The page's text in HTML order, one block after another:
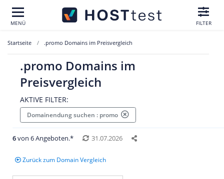
MENÜ FILTER
Startseite .promo Domains im Preisvergleich
.promo Domains im
Preisvergleich
AKTIVE FILTER:
Domainendung suchen : promo
6von 6 Angeboten.* 31.07.2026
Zurück zum Domain Vergleich